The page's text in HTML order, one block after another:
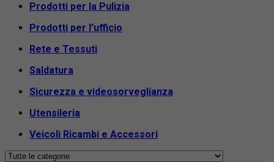
Prodotti per la Pulizia
Prodotti per l'ufficio
Rete e Tessuti
Saldatura
Sicurezza e videosorveglianza
Utensileria
Veicoli Ricambi e Accessori